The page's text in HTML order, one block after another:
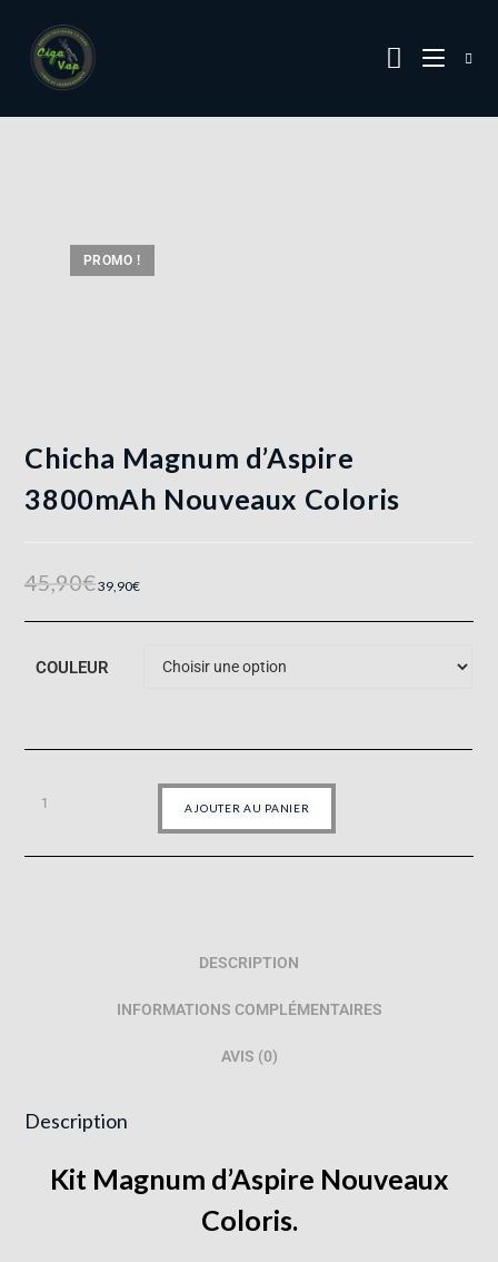
PROMO !
Chicha Magnum d’Aspire
3800mAh Nouveaux Coloris
45,90€39,90€
COULEUR
AJOUTER AU PANIER
DESCRIPTION
INFORMATIONS COMPLÉMENTAIRES
AVIS (0)
Description
Kit Magnum d’Aspire Nouveaux
Coloris.